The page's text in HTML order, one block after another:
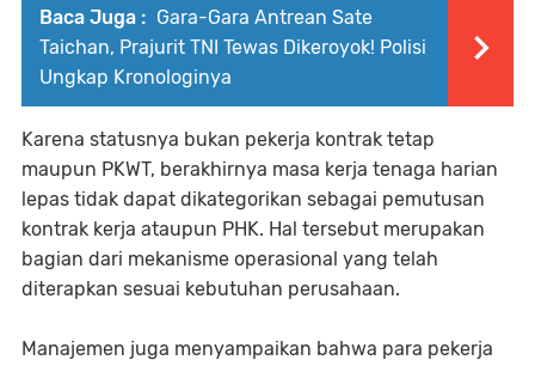
Baca Juga : Gara-Gara Antrean Sate
Taichan, Prajurit TNI Tewas Dikeroyok! Polisi
Ungkap Kronologinya
Karena statusnya bukan pekerja kontrak tetap
maupun PKWT, berakhirnya masa kerja tenaga harian
lepas tidak dapat dikategorikan sebagai pemutusan
kontrak kerja ataupun PHK. Hal tersebut merupakan
bagian dari mekanisme operasional yang telah
diterapkan sesuai kebutuhan perusahaan.
Manajemen juga menyampaikan bahwa para pekerja